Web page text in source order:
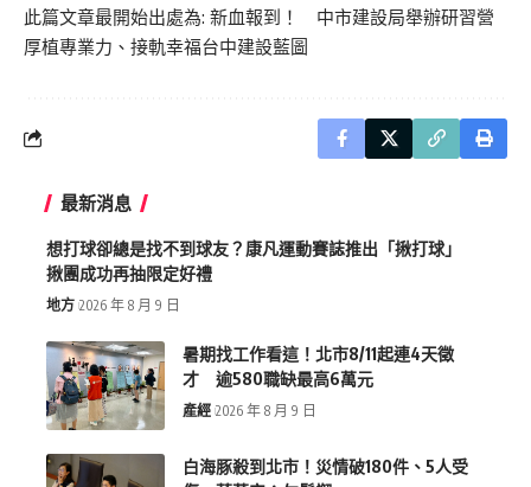
此篇文章最開始出處為: 新血報到！ 中市建設局舉辦研習營
厚植專業力、接軌幸福台中建設藍圖
最新消息
想打球卻總是找不到球友？康凡運動賽誌推出「揪打球」
揪團成功再抽限定好禮
地方 2026 年 8 月 9 日
暑期找工作看這！北市8/11起連4天徵
才 逾580職缺最高6萬元
產經 2026 年 8 月 9 日
白海豚殺到北市！災情破180件、5人受